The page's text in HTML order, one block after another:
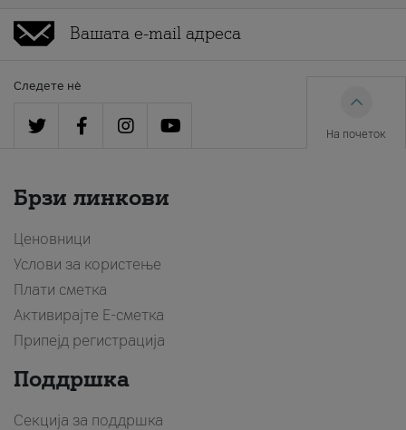
Следете нè
На почеток
Брзи линкови
Ценовници
Услови за користење
Плати сметка
Активирајте Е-сметка
Припејд регистрација
Поддршка
Секција за поддршка